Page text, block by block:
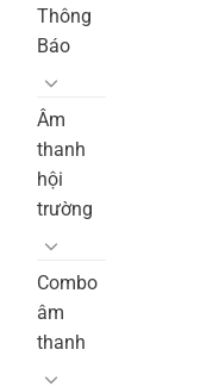
Thông
Báo
Âm
thanh
hội
trường
Combo
âm
thanh